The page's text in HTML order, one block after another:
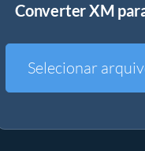
Descompactar
Outras Ferramentas
Converter XM
Selecionar